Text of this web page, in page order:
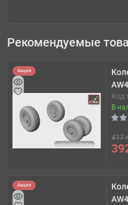
Рекомендуемые
Акция
Код
В
417
Акция